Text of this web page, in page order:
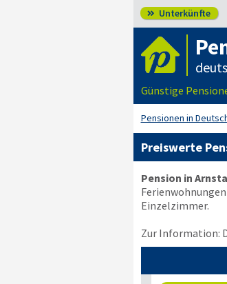
 Unterkünfte
Günstige
Pensionen in
Preiswerte
Pension in
Einzelzimmer.
Zur Information: